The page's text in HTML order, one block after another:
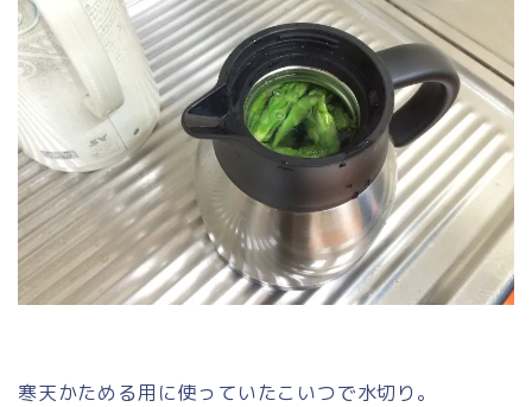
寒天かためる用に使っていたこいつで水切り。